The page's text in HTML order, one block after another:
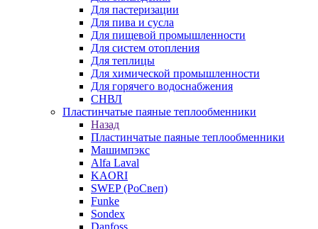
Для пастеризации
Для пива и сусла
Для пищевой промышленности
Для систем отопления
Для теплицы
Для химической промышленности
Для горячего водоснабжения
СНВЛ
Пластинчатые паяные теплообменники
Назад
Пластинчатые паяные теплообменники
Машимпэкс
Alfa Laval
KAORI
SWEP (РоСвеп)
Funke
Sondex
Danfoss